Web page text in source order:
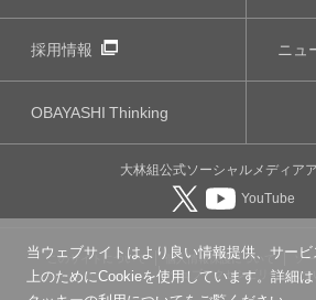
当ウェブサイトはより良い情報提供、サービ
上のためにCookieを使用しています。詳細は
採用情報 ニュ
OBAYASHIThinking
大林組公式ソーシャルメディア
YouTube
このサイトについて 個人情報保護について
ソ
ウェブアクセシビリティにつ